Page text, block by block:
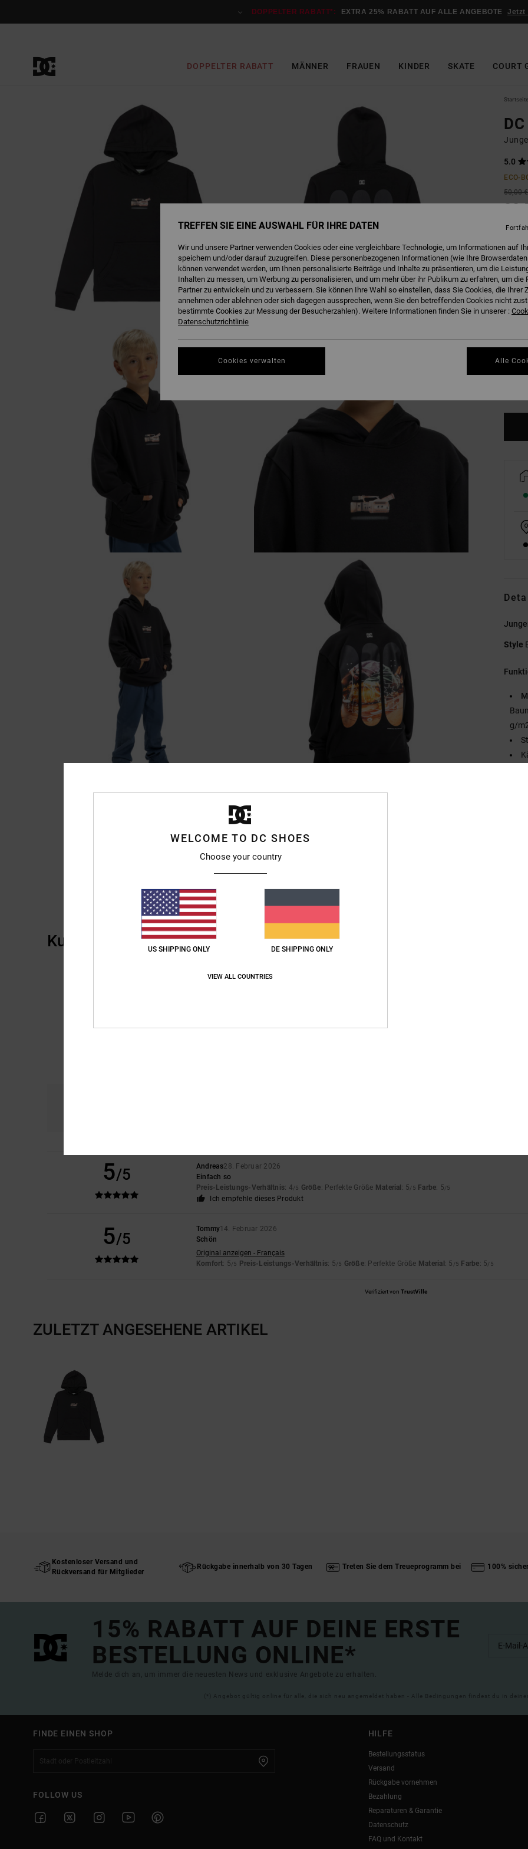
DOPPELTER RABATT*: EXTRA 25% RABATT AUF ALLE ANGEBOTE Jetzt
DOPPELTER RABATT MÄNNER FRAUEN KINDER SKATE COURT
Startseite
5.0
ECO-
50,00 €
SALE
Farbe
8/
Style
g/
Kundenbewertungen
5/5 Andreas28. Februar 2026
Einfach so
Preis-Leistungs-Verhältnis: 4/5 Größe: Perfekte Größe Material : 5/5 Farbe: 5/5
Ich empfehle dieses Produkt
5/5
Tommy14. Februar 2026
Schön
Original anzeigen - Français
Komfort: 5/5 Preis-Leistungs-Verhältnis: 5/5 Größe: Perfekte Größe Material : 5 /5 Farbe: 5/5
Verifiziert von TrustVille
ZULETZT ANGESEHENE ARTIKEL
Kostenloser Versand und
Rückversand für Mitglieder
Rückgabe innerhalb von 30 Tagen Treten Sie dem Treueprogramm bei 100%
15% RABATT AUF DEINE ERSTE
BESTELLUNG ONLINE*
Melde dich an, um immer die neuesten News und exklusive Angebote zu erhalten.
(*) Angebot gültig online für alle, die sich neu angemeldet haben - Alle Bedingungen findest du in
FINDE EINEN SHOP
FOLLOW US
HILFE
Bestellungsstatus
Versand
Rückgabe vornehmen
Bezahlung
Reparaturen & Garantie
Datenschutz
FAQ und Kontakt
WELCOME TO DC SHOES
Choose your country
US SHIPPING ONLY DE SHIPPING ONLY
VIEW ALL COUNTRIES
TREFFEN SIE EINE AUSWAHL FÜR IHRE DATEN
Wir und unsere Partner verwenden Cookies oder eine vergleichbare Technologie, um Informationen auf
speichern und/oder darauf zuzugreifen. Diese personenbezogenen Informationen (wie Ihre
können verwendet werden, um Ihnen personalisierte Beiträge und Inhalte zu präsentieren, um die
Inhalten zu messen, um Werbung zu personalisieren, und um mehr über ihr Publikum zu erfahren, um die
Partner zu entwickeln und zu verbessern. Sie können Ihre Wahl so einstellen, dass Sie Cookies, die Ihrer
annehmen oder ablehnen oder sich dagegen aussprechen, wenn Sie den betreffenden Cookies nicht
bestimmte Cookies zur Messung der Besucherzahlen). Weitere Informationen finden Sie in unserer :
Datenschutzrichtlinie
Cookies verwalten Alle